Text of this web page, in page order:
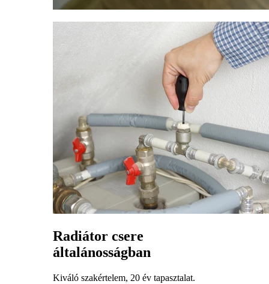
Radiátor csere
általánosságban
Kiváló szakértelem, 20 év tapasztalat.